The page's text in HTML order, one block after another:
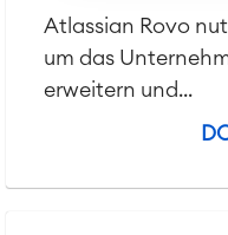
Atlassian Rovo
um das
erweitern und...